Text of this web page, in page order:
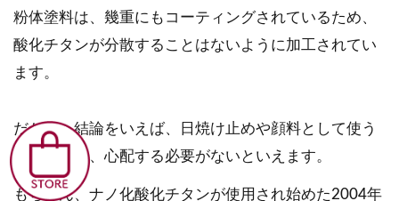
粉体塗料は、幾重にもコーティングされているため、
酸化チタンが分散することはないように加工されてい
ます。
だから、結論をいえば、日焼け止めや顔料として使う
レベルでは、心配する必要がないといえます。
もちろん、ナノ化酸化チタンが使用され始めた2004年